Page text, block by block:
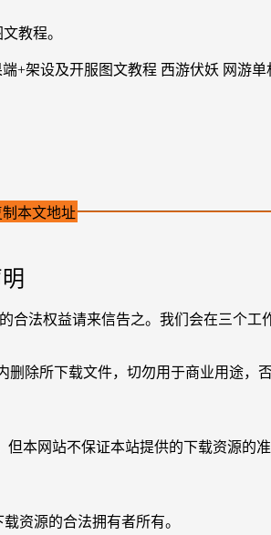
教程。
本文地址
法权益请来信告之。我们会在三个工
除所下载文件，切勿用于商业用途，
本网站不保证本站提供的下载资源的
资源的合法拥有者所有。